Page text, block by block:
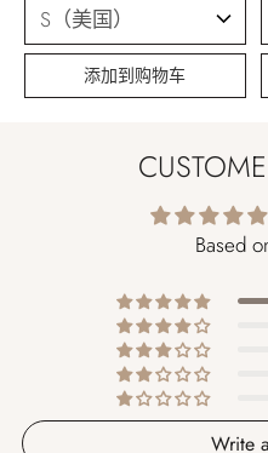
添加到购物车
Based
Write